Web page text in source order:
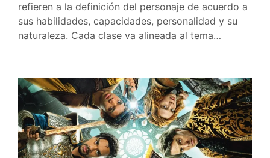
refieren a la definición del personaje de acuerdo a
sus habilidades, capacidades, personalidad y su
naturaleza. Cada clase va alineada al tema…